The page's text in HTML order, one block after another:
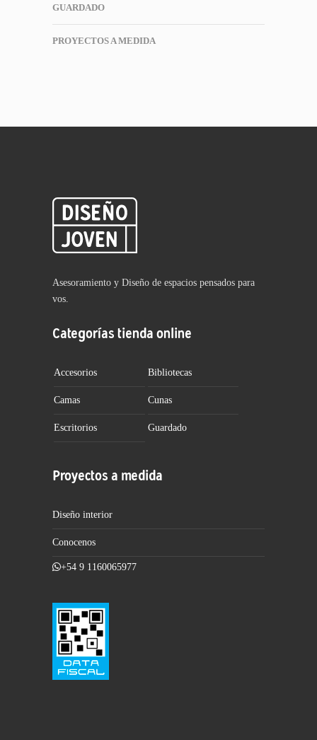
GUARDADO
PROYECTOS A MEDIDA
Asesoramiento y Diseño de espacios pensados para
vos.
Categorías tienda online
Accesorios Bibliotecas
Camas Cunas
Escritorios Guardado
Proyectos a medida
Diseño interior
Conocenos
+54 9 1160065977